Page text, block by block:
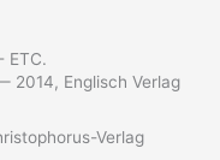
ETC.
2014, Englisch Verlag
Verlag